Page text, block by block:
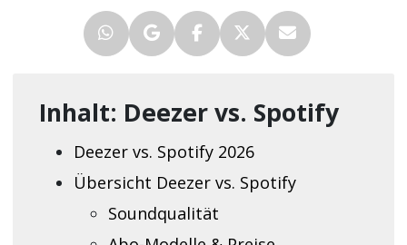
Inhalt: Deezer vs. Spotify
Deezer vs. Spotify 2026
Übersicht Deezer vs. Spotify
Soundqualität